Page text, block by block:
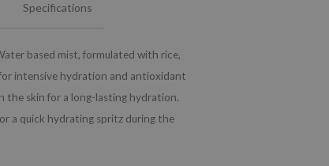
Specifications
based mist, formulated with rice,
intensive hydration and antioxidant
the skin for a long-lasting hydration.
a quick hydrating spritz during the